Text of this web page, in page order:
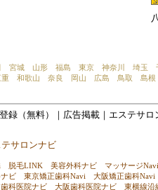
宮城 山形 福島 東京 神奈川 埼玉
重 和歌山 奈良 岡山 広島 鳥取 島根
登録（無料）｜広告掲載｜ エステサロ
テサロンナビ
脱毛LINK 美容外科ナビ
マッサージNavi
ビ 東京矯正歯科Navi
大阪矯正歯科Navi
歯科医院ナビ 大阪歯科医院ナビ 東横線沿